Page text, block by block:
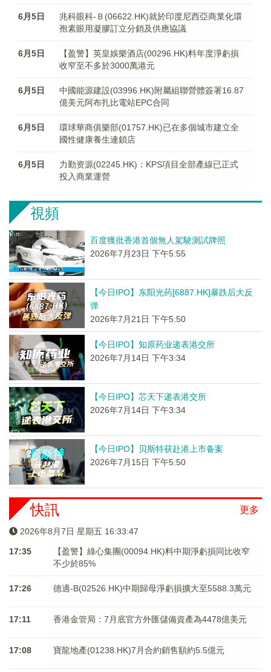
6月5日
兆科眼科-Ｂ(06622.HK)就於印度尼西亞商業化環
孢素眼用凝膠訂立分銷及供應協議
6月5日
【盈警】英皇娛樂酒店(00296.HK)料年度淨虧損
收窄至不多於3000萬港元
6月5日
中國能源建設(03996.HK)附屬組聯營體簽署16.87
億美元阿布扎比電站EPC合同
6月5日
環球華商俱樂部(01757.HK)已在多個城市建立全
國性健康養生連鎖店
6月5日
力勤资源(02245.HK)：KPS項目全部產線已正式
投入商業運營
視頻
百度獲批香港首個無人駕駛測試牌照
2026年7月23日 下午5:55
【今日IPO】东阳光药[6887.HK]暴跌后大反
弹
2026年7月21日 下午5:50
【今日IPO】知原药业递表港交所
2026年7月14日 下午3:34
【今日IPO】芯天下递表港交所
2026年7月14日 下午3:34
【今日IPO】贝斯特获赴港上市备案
2026年7月15日 下午5:50
更多
快訊
2026年8月7日 星期五 16:33:48
17:35
【盈警】綠心集團(00094.HK)料中期淨虧損同比收窄
不少於85%
17:26 德適-B(02526.HK)中期歸母淨虧損擴大至5588.3萬元
17:11 香港金管局：7月底官方外匯儲備資產為4478億美元
17:08 寶龍地產(01238.HK)7月合約銷售額約5.5億元